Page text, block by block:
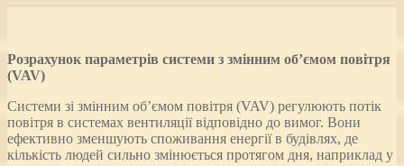
Розрахунок параметрів системи з змінним об’ємом повітря
(VAV)
Системи зі змінним об’ємом повітря (VAV) регулюють потік
повітря в системах вентиляції відповідно до вимог. Вони
ефективно зменшують споживання енергії в будівлях, де
кількість людей сильно змінюється протягом дня, наприклад у